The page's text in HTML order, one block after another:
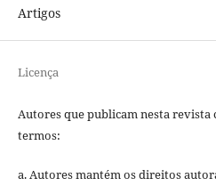
Artigos
Licença
Autores que publicam nesta revista
termos:
a. Autores mantém os direitos